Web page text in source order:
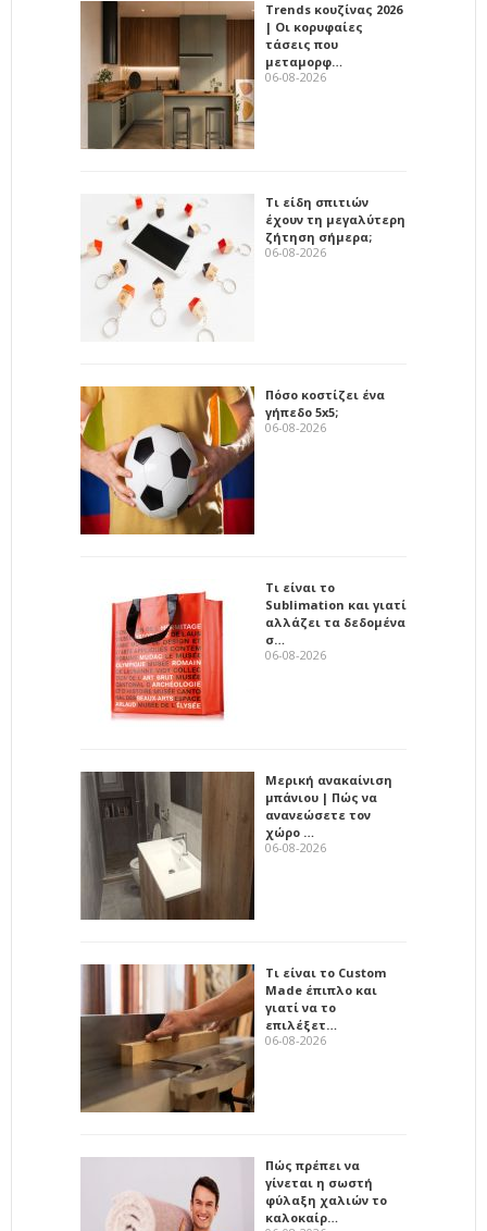
Trends κουζίνας 2026
| Οι κορυφαίες
τάσεις που
μεταμορφ…
06-08-2026
Τι είδη σπιτιών
έχουν τη μεγαλύτερη
ζήτηση σήμερα;
06-08-2026
Πόσο κοστίζει ένα
γήπεδο 5x5;
06-08-2026
Τι είναι το
Sublimation και γιατί
αλλάζει τα δεδομένα
σ…
06-08-2026
Μερική ανακαίνιση
μπάνιου | Πώς να
ανανεώσετε τον
χώρο …
06-08-2026
Τι είναι το Custom
Made έπιπλο και
γιατί να το
επιλέξετ…
06-08-2026
Πώς πρέπει να
γίνεται η σωστή
φύλαξη χαλιών το
καλοκαίρ…